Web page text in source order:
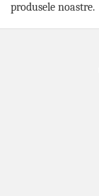
produsele noastre.